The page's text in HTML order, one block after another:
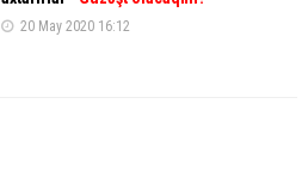
20 May 2020 16:12